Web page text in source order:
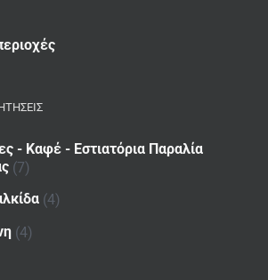
- Καφέ - Εστιατόρια Παραλία
(7)
(4)
(4)